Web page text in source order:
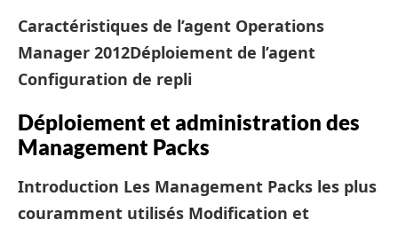
Caractéristiques de l’agent Operations
Manager 2012Déploiement de l’agent
Configuration de repli
Déploiement et administration des
Management Packs
Introduction Les Management Packs les plus
couramment utilisés Modification et